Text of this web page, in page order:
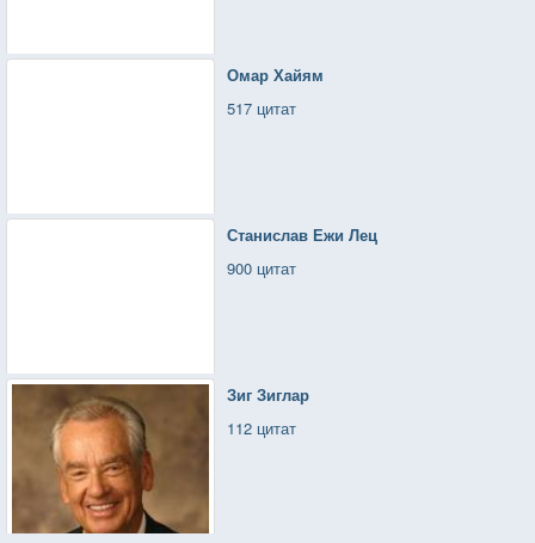
Омар Хайям
517 цитат
Станислав Ежи Лец
900 цитат
Зиг Зиглар
112 цитат